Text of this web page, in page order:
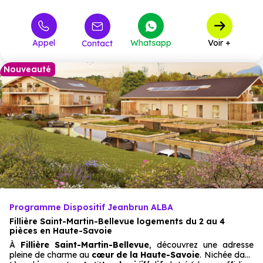
à partir de 457 000 €
Appel Contact Whatsapp Voir +
Nouveauté
Programme Dispositif Jeanbrun ALBA
Fillière Saint-Martin-Bellevue logements du 2 au 4
pièces en Haute-Savoie
À Fillière Saint-Martin-Bellevue, découvrez une adresse
pleine de charme au cœur de la Haute-Savoie. Nichée dans